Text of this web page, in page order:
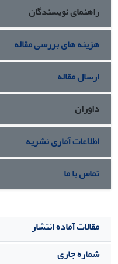
راهنمای نویسندگان
هزینه های بررسی مقاله
ارسال مقاله
داوران
اطلاعات آماری نشریه
تماس با ما
مقالات آماده انتشار
شماره جاری